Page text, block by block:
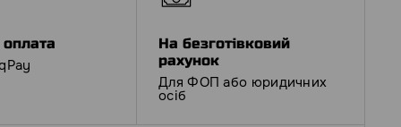
На безготівковий
рахунок
Для ФОП або юридичних
осіб